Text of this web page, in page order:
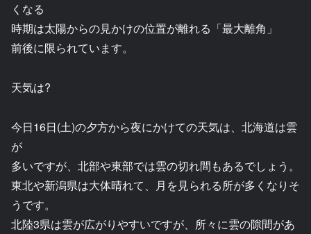
くなる
時期は太陽からの見かけの位置が離れる「最大離角」
前後に限られています。
天気は?
今日16日(土)の夕方から夜にかけての天気は、北海道は雲
が
多いですが、北部や東部では雲の切れ間もあるでしょう。
東北や新潟県は大体晴れて、月を見られる所が多くなりそ
うです。
北陸3県は雲が広がりやすいですが、所々に雲の隙間があ